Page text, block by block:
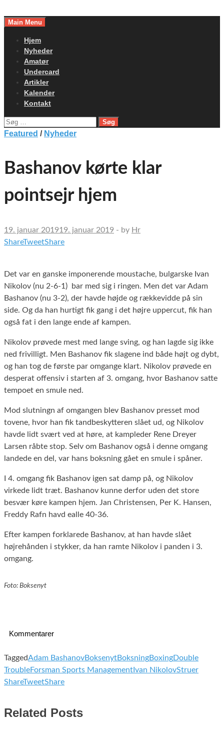
toMain Menu
Hjem
Nyheder
Amatør
Undercard
Artikler
Kalender
Kontakt
Søg
efter:
Featured / Nyheder
Bashanov kørte klar
pointsejr hjem
19. januar 201919. januar 2019 - by Hr
ShareTweetShare
Det var en ganske imponerende moustache, bulgarske Ivan
Nikolov (nu 2-6-1) bar med sig i ringen. Men det var Adam
Bashanov (nu 3-2), der havde højde og rækkevidde på sin
side. Og da han hurtigt fik gang i det højre uppercut, fik han
også fat i den lange ende af kampen.
Nikolov prøvede mest med lange sving, og han lagde sig ikke
ned frivilligt. Men Bashanov fik slagene ind både højt og dybt,
og han tog de første par omgange klart. Nikolov prøvede en
desperat offensiv i starten af 3. omgang, hvor Bashanov satte
tempoet en smule ned.
Mod slutningn af omgangen blev Bashanov presset mod
tovene, hvor han fik tandbeskytteren slået ud, og Nikolov
havde lidt svært ved at høre, at kampleder Rene Dreyer
Larsen råbte stop. Selv om Bashanov også i denne omgang
landede en del, var hans boksning gået en smule i spåner.
I 4. omgang fik Bashanov igen sat damp på, og Nikolov
virkede lidt træt. Bashanov kunne derfor uden det store
besvær køre kampen hjem. Jan Christensen, Per K. Hansen,
Freddy Rafn havd ealle 40-36.
Efter kampen forklarede Bashanov, at han havde slået
højrehånden i stykker, da han ramte Nikolov i panden i 3.
omgang.
Foto: Boksenyt
Kommentarer
TaggedAdam BashanovBoksenytBoksningBoxingDouble
TroubleForsman Sports Management Ivan NikolovStruer
ShareTweetShare
Related Posts